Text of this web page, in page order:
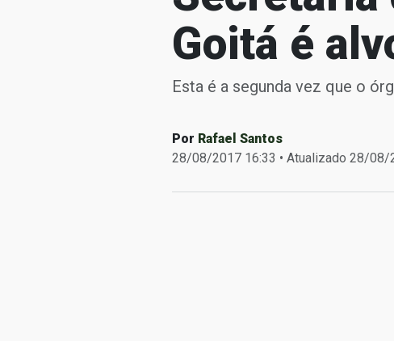
Goitá é
Esta é a segunda vez que o
Por Rafael Santos
28/08/2017 16:33 • Atualizado 28/08/